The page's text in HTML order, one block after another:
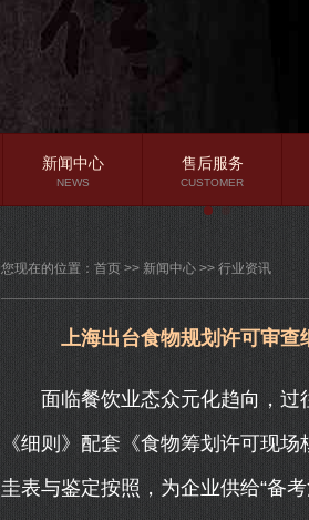
行业资讯
常见问题
新闻中心
NEWS
售后服务
CUSTOMER
您现在的位置： 首页 >> 新闻中心 >> 行业资讯
上海出台食物规划许可审查
面临餐饮业态众元化趋向，过
《细则》配套《食物筹划许可现
圭表与鉴定按照，为企业供给“备